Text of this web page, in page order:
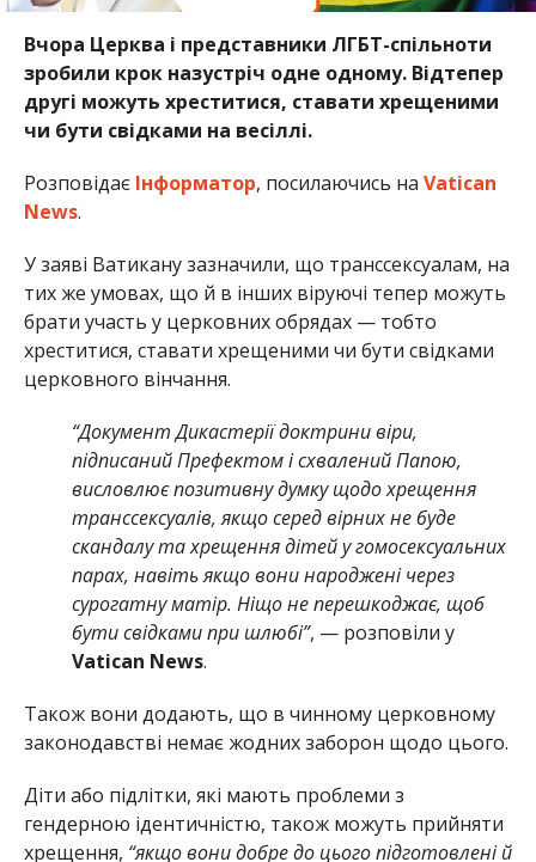
Вчора Церква і представники ЛГБТ-спільноти
зробили крок назустріч одне одному. Відтепер
другі можуть хреститися, ставати хрещеними
чи бути свідками на весіллі.
Розповідає Інформатор, посилаючись на Vatican
News.
У заяві Ватикану зазначили, що транссексуалам, на
тих же умовах, що й в інших віруючі тепер можуть
брати участь у церковних обрядах — тобто
хреститися, ставати хрещеними чи бути свідками
церковного вінчання.
“Документ Дикастерії доктрини віри,
підписаний Префектом і схвалений Папою,
висловлює позитивну думку щодо хрещення
транссексуалів, якщо серед вірних не буде
скандалу та хрещення дітей у гомосексуальних
парах, навіть якщо вони народжені через
сурогатну матір. Ніщо не перешкоджає, щоб
бути свідками при шлюбі”, — розповіли у
Vatican News.
Також вони додають, що в чинному церковному
законодавстві немає жодних заборон щодо цього.
Діти або підлітки, які мають проблеми з
гендерною ідентичністю, також можуть прийняти
хрещення, “якщо вони добре до цього підготовлені й